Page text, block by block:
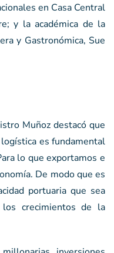
en Casa Central
y la académica de la
y Gastronómica, Sue
Muñoz destacó que
es fundamental
lo que exportamos e
De modo que es
portuaria que sea
crecimientos de la